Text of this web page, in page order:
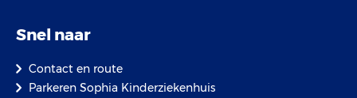
Snel naar
Contact en route
Parkeren Sophia Kinderziekenhuis